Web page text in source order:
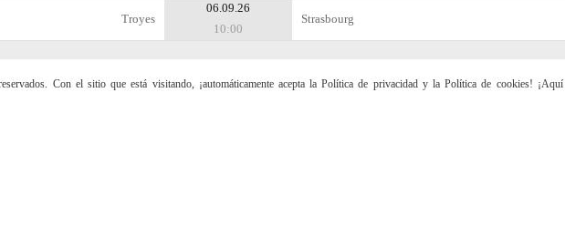
Troyes
06.09.26
10:00
Strasbourg
Con el sitio que está visitando, ¡automáticamente acepta la Política de privacidad y la Política de cookies! ¡Aquí